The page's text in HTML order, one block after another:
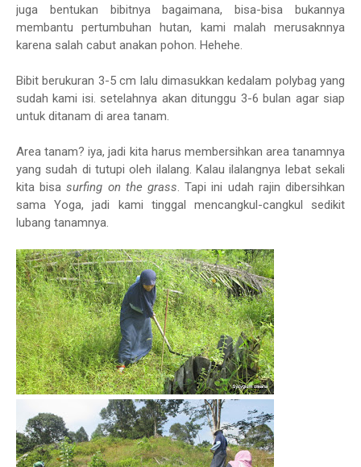
juga bentukan bibitnya bagaimana, bisa-bisa bukannya
membantu pertumbuhan hutan, kami malah merusaknnya
karena salah cabut anakan pohon. Hehehe.
Bibit berukuran 3-5 cm lalu dimasukkan kedalam polybag yang
sudah kami isi. setelahnya akan ditunggu 3-6 bulan agar siap
untuk ditanam di area tanam.
Area tanam? iya, jadi kita harus membersihkan area tanamnya
yang sudah di tutupi oleh ilalang. Kalau ilalangnya lebat sekali
kita bisasurfing on the grass. Tapi ini udah rajin dibersihkan
sama Yoga, jadi kami tinggal mencangkul-cangkul sedikit
lubang tanamnya.